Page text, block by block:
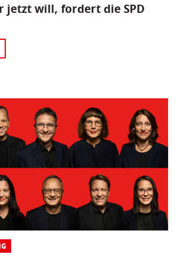
jetzt will, fordert die SPD